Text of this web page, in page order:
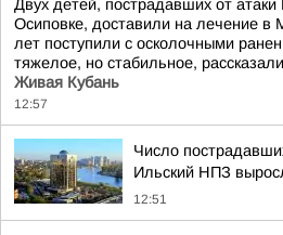
Двух детей, пострадавших от
Осиповке, доставили на лечение в
лет поступили с осколочными
тяжелое, но стабильное,
Живая Кубань
12:57
Число
Ильский НПЗ
12:51